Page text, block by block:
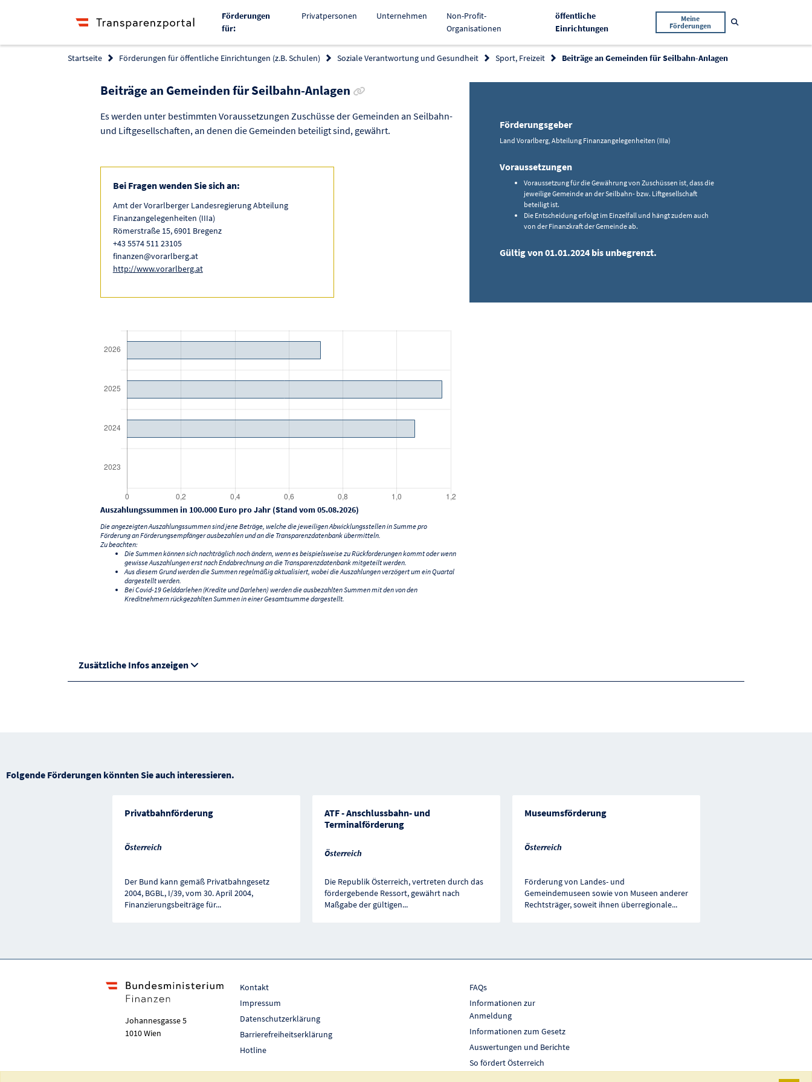
Förderungen
für:
Privatpersonen Unternehmen
Non-Profit-
Organisationen
öffentliche
EinrichtungenAktiv
Meine
Förderungen
Startseite Förderungen für öffentliche Einrichtungen (z.B. Schulen) Soziale Verantwortung und Gesundheit Sport, Freizeit Beiträge an Gemeinden für Seilbahn-Anlagen
Beiträge an Gemeinden für Seilbahn-Anlagen Link zur Förderung kopieren
Es werden unter bestimmten Voraussetzungen Zuschüsse der Gemeinden an Seilbahn-
und Liftgesellschaften, an denen die Gemeinden beteiligt sind, gewährt.
Bei Fragen wenden Sie sich an:
Amt der Vorarlberger Landesregierung Abteilung
Finanzangelegenheiten (IIIa)
Römerstraße 15, 6901 Bregenz
+43 5574 511 23105
finanzen@vorarlberg.at
http://www.vorarlberg.at
Auszahlungssummen in 100.000 Euro pro Jahr (Stand vom 05.08.2026)
Die angezeigten Auszahlungssummen sind jene Beträge, welche die jeweiligen Abwicklungsstellen in Summe pro
Förderung an Förderungsempfänger ausbezahlen und an die Transparenzdatenbank übermitteln.
Zu beachten:
Die Summen können sich nachträglich noch ändern, wenn es beispielsweise zu Rückforderungen kommt oder wenn
gewisse Auszahlungen erst nach Endabrechnung an die Transparenzdatenbank mitgeteilt werden.
Aus diesem Grund werden die Summen regelmäßig aktualisiert, wobei die Auszahlungen verzögert um ein Quartal
dargestellt werden.
Bei Covid-19 Gelddarlehen (Kredite und Darlehen) werden die ausbezahlten Summen mit den von den
Kreditnehmern rückgezahlten Summen in einer Gesamtsumme dargestellt.
Förderungsgeber
Land Vorarlberg, Abteilung Finanzangelegenheiten (IIIa)
Voraussetzungen
Voraussetzung für die Gewährung von Zuschüssen ist, dass die
jeweilige Gemeinde an der Seilbahn- bzw. Liftgesellschaft
beteiligt ist.
Die Entscheidung erfolgt im Einzelfall und hängt zudem auch
von der Finanzkraft der Gemeinde ab.
Gültig von 01.01.2024 bis unbegrenzt.
Zusätzliche Infos anzeigen
Folgende Förderungen könnten Sie auch interessieren.
Privatbahnförderung
Österreich
Der Bund kann gemäß Privatbahngesetz
2004, BGBL, I/39, vom 30. April 2004,
Finanzierungsbeiträge für...
ATF - Anschlussbahn- und
Terminalförderung
Österreich
Die Republik Österreich, vertreten durch das
fördergebende Ressort, gewährt nach
Maßgabe der gültigen...
Museumsförderung
Österreich
Förderung von Landes- und
Gemeindemuseen sowie von Museen anderer
Rechtsträger, soweit ihnen überregionale...
Johannesgasse 5
1010 Wien
Kontakt
Impressum
Datenschutzerklärung
Barrierefreiheitserklärung
Hotline
FAQs
Informationen zur
Anmeldung
Informationen zum Gesetz
Auswertungen und Berichte
So fördert Österreich